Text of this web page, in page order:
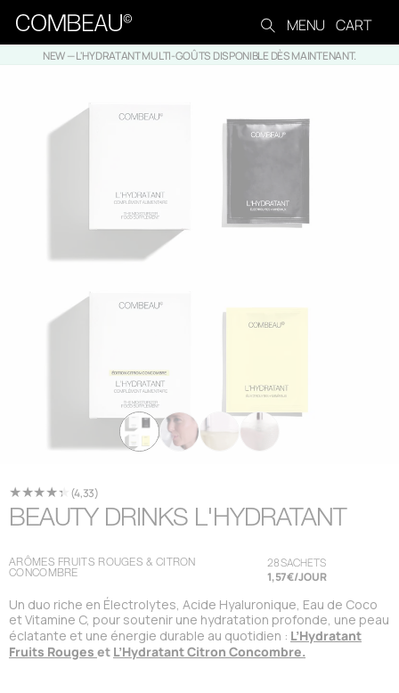
Skip to content MENU CART
NEW — L'HYDRATANT MULTI-GOÛTS DISPONIBLE DÈS MAINTENANT.
(4,33)
BEAUTY DRINKS L'HYDRATANT
ARÔMES FRUITS ROUGES & CITRON
CONCOMBRE
28 SACHETS
1,57€/JOUR
Un duo riche en Électrolytes, Acide Hyaluronique, Eau de Coco
et Vitamine C, pour soutenir une hydratation profonde, une peau
éclatante et une énergie durable au quotidien : L’Hydratant
Fruits RougesetL’Hydratant Citron Concombre.